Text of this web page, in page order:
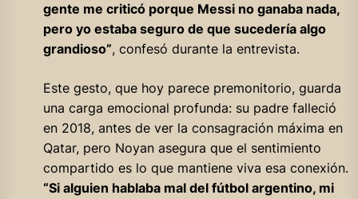
gente me criticó porque Messi no ganaba nada,
pero yo estaba seguro de que sucedería algo
grandioso”, confesó durante la entrevista.
Este gesto, que hoy parece premonitorio, guarda
una carga emocional profunda: su padre falleció
en 2018, antes de ver la consagración máxima en
Qatar, pero Noyan asegura que el sentimiento
compartido es lo que mantiene viva esa conexión.
“Si alguien hablaba mal del fútbol argentino, mi